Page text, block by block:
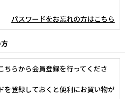
パスワードをお忘れの方はこちら
ちらから会員登録を行ってくださ
を登録しておくと便利にお買い物が